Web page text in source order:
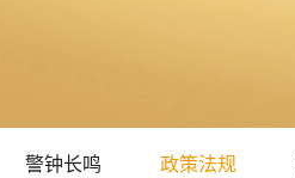
警钟长鸣 政策法规